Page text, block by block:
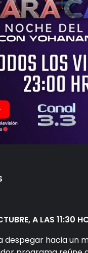
A LAS 11:30
despegar hacia un